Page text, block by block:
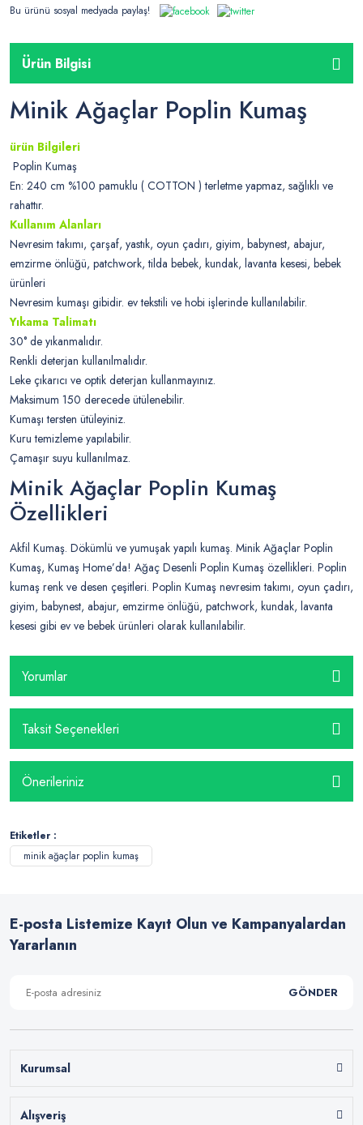
Bu ürünü sosyal medyada paylaş!
Ürün Bilgisi
Minik Ağaçlar Poplin Kumaş
ürün Bilgileri
Poplin Kumaş
En: 240 cm %100 pamuklu ( COTTON ) terletme yapmaz, sağlıklı ve
rahattır.
Kullanım Alanları
Nevresim takımı, çarşaf, yastık, oyun çadırı, giyim, babynest, abajur,
emzirme önlüğü, patchwork, tilda bebek, kundak, lavanta kesesi, bebek
ürünleri
Nevresim kumaşı gibidir. ev tekstili ve hobi işlerinde kullanılabilir.
Yıkama Talimatı
30° de yıkanmalıdır.
Renkli deterjan kullanılmalıdır.
Leke çıkarıcı ve optik deterjan kullanmayınız.
Maksimum 150 derecede ütülenebilir.
Kumaşı tersten ütüleyiniz.
Kuru temizleme yapılabilir.
Çamaşır suyu kullanılmaz.
Minik Ağaçlar Poplin Kumaş
Özellikleri
Akfil Kumaş. Dökümlü ve yumuşak yapılı kumaş. Minik Ağaçlar Poplin
Kumaş, Kumaş Home’da! Ağaç Desenli Poplin Kumaş özellikleri. Poplin
kumaş renk ve desen çeşitleri. Poplin Kumaş nevresim takımı, oyun çadırı,
giyim, babynest, abajur, emzirme önlüğü, patchwork, kundak, lavanta
kesesi gibi ev ve bebek ürünleri olarak kullanılabilir.
Yorumlar
Taksit Seçenekleri
Önerileriniz
Etiketler :
minik ağaçlar poplin kumaş
E-posta Listemize Kayıt Olun ve Kampanyalardan
Yararlanın
GÖNDER
Kurumsal
Alışveriş